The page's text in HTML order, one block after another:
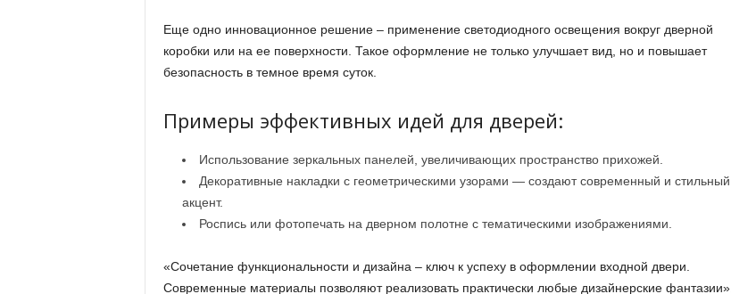
Еще одно инновационное решение – применение светодиодного освещения вокруг дверной
коробки или на ее поверхности. Такое оформление не только улучшает вид, но и повышает
безопасность в темное время суток.
Примеры эффективных идей для дверей:
Использование зеркальных панелей, увеличивающих пространство прихожей.
Декоративные накладки с геометрическими узорами — создают современный и стильный
акцент.
Роспись или фотопечать на дверном полотне с тематическими изображениями.
«Сочетание функциональности и дизайна – ключ к успеху в оформлении входной двери.
Современные материалы позволяют реализовать практически любые дизайнерские фантазии».